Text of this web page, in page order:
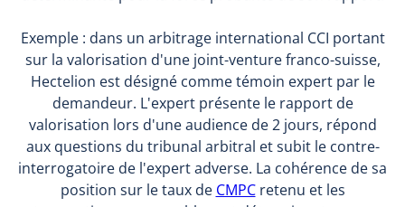
Exemple : dans un arbitrage international CCI portant
sur la valorisation d'une joint-venture franco-suisse,
Hectelion est désigné comme témoin expert par le
demandeur. L'expert présente le rapport de
valorisation lors d'une audience de 2 jours, répond
aux questions du tribunal arbitral et subit le contre-
interrogatoire de l'expert adverse. La cohérence de sa
position sur le taux de CMPCretenu et les